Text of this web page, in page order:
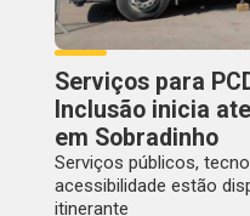
Serviços para
Inclusão inicia
em Sobradinho
Serviços públicos,
acessibilidade estão
itinerante